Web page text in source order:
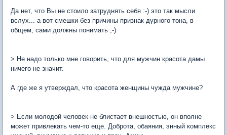
Да нет, что Вы не стоило затруднять себя :-) это так мысли
вслух... а вот смешки без причины признак дурного тона, в
общем, сами должны понимать ;-)
> Не надо только мне говорить, что для мужчин красота дамы
ничего не значит.
А где же я утверждал, что красота женщины чужда мужчине?
> Если молодой человек не блистает внешностью, он вполне
может привлекать чем-то еще. Доброта, обаяния, энный комплекс